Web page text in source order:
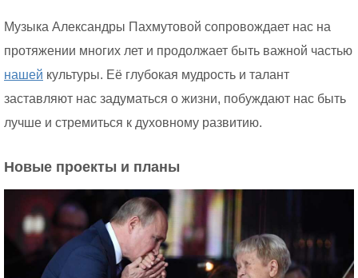
Музыка Александры Пахмутовой сопровождает нас на
протяжении многих лет и продолжает быть важной частью
нашей культуры. Её глубокая мудрость и талант
заставляют нас задуматься о жизни, побуждают нас быть
лучше и стремиться к духовному развитию.
Новые проекты и планы